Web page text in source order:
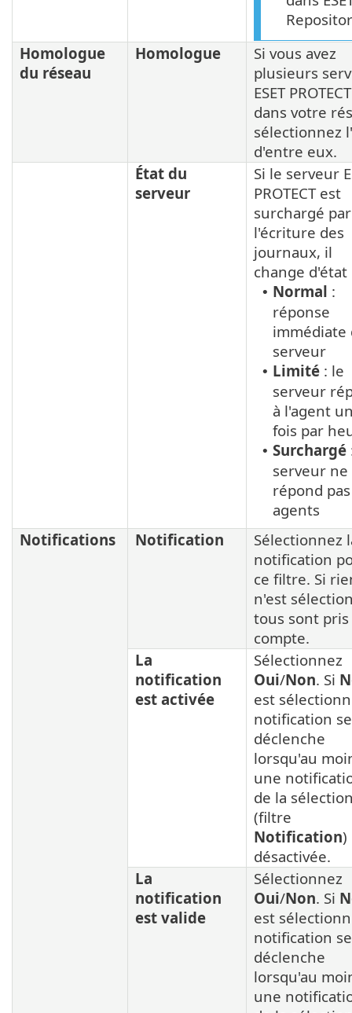
Homologue
du réseau
Homologue
Si vous avez
plusieurs
ESET PROTECT
dans votre
sélectionnez
d'entre eux.
État du
serveur
Si le serveur
PROTECT est
surchargé par
l'écriture des
journaux, il
change d'état
• Normal :
réponse
immédiate
serveur
• Limité : le
serveur
à l'agent
fois par
• Surchargé
serveur ne
répond
agents
Notifications
Notification
Sélectionnez
notification
ce filtre. Si
n'est
tous sont
compte.
La
notification
est activée
Sélectionnez
Oui/Non. Si
est
notification se
déclenche
lorsqu'au
une
de la
(filtre
Notification)
désactivée.
La
notification
est valide
Sélectionnez
Oui/Non. Si
est
notification se
déclenche
lorsqu'au
une